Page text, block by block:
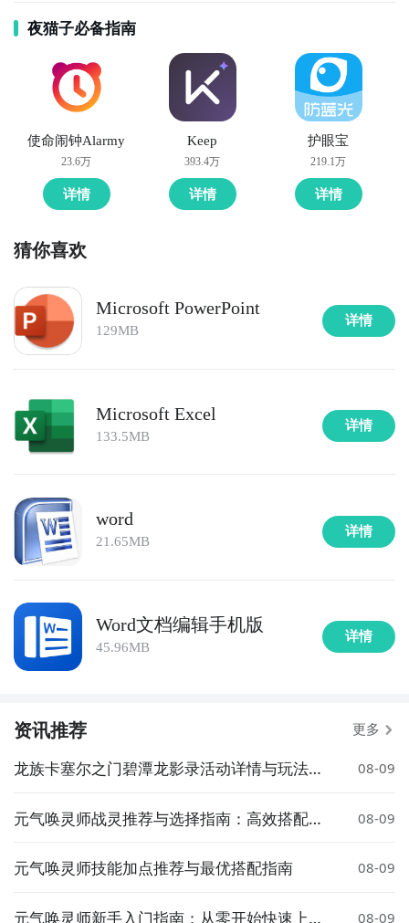
夜猫子必备指南
使命闹钟Alarmy
23.6万
详情
Keep
393.4万
详情
护眼宝
219.1万
详情
猜你喜欢
Microsoft PowerPoint
129MB
详情
Microsoft Excel
133.5MB
详情
word
21.65MB
详情
Word文档编辑手机版
45.96MB
详情
资讯推荐 更多
龙族卡塞尔之门碧潭龙影录活动详情与玩法介
08-09
元气唤灵师战灵推荐与选择指南：高效搭配策
08-09
元气唤灵师技能加点推荐与最优搭配指南 08-09
元气唤灵师新手入门指南：从零开始快速上手 08-09